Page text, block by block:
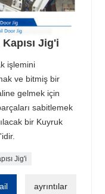
Jig'i
işlemini
ve bitmiş bir
gelmek için
sabitlemek
bir Kuyruk
Jig'i
ayrıntılar